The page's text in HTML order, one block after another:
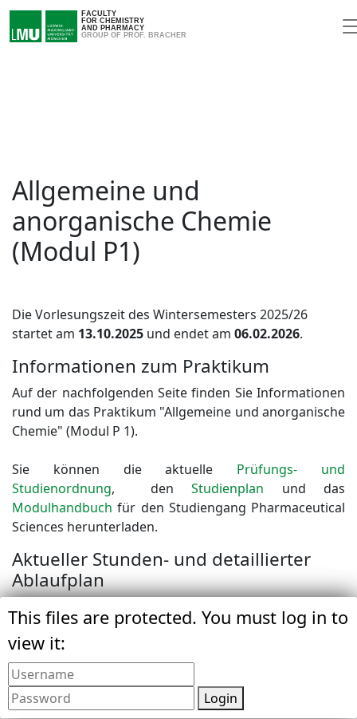
FACULTY
FOR CHEMISTRY
AND PHARMACY
GROUP OF PROF. BRACHER
Allgemeine und
anorganische Chemie
(Modul P1)
Die Vorlesungszeit des Wintersemesters 2025/26
startet am 13.10.2025 und endet am 06.02.2026.
Informationen zum Praktikum
Auf der nachfolgenden Seite finden Sie Informationen
rund um das Praktikum "Allgemeine und anorganische
Chemie" (Modul P 1).
Sie können die aktuelle Prüfungs- und
Studienordnung, denStudienplan und das
Modulhandbuch für den Studiengang Pharmaceutical
Sciences herunterladen.
Aktueller Stunden- und detaillierter
Ablaufplan
This files are protected. You must log in to
view it:
Login
Wichgtige
Informationen zum
Pharmaceutical
Sciences Studium
infomaterial_pharm_sci-1.pdf